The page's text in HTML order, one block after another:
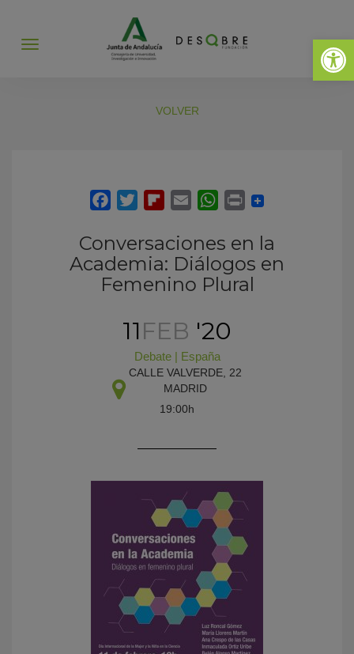
Abrir
Abrir
VOLVER
Conversaciones en la
Academia: Diálogos en
Femenino Plural
11FEB '20
Debate| España
CALLE VALVERDE, 22
MADRID
19:00h